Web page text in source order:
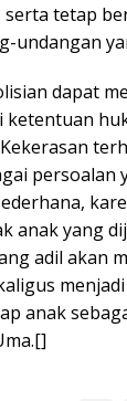
tetap
undangan
dapat
ketentuan
persoalan
anak yang
adil akan
anak